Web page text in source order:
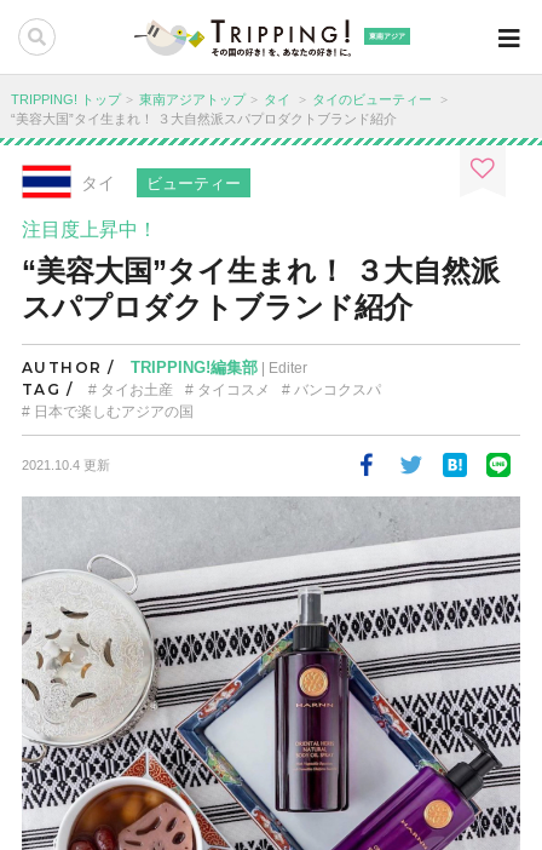
東南アジア
TRIPPING! トップ 東南アジアトップ タイ
タイのビューティー
“美容大国”タイ生まれ！ ３大自然派スパプロダクトブランド紹介
タイ ビューティー
注目度上昇中！
“美容大国”タイ生まれ！ ３大自然派
スパプロダクトブランド紹介
AUTHOR / TRIPPING!編集部| Editer
TAG / タイお土産 タイコスメ
バンコクスパ
日本で楽しむアジアの国
2021.10.4 更新